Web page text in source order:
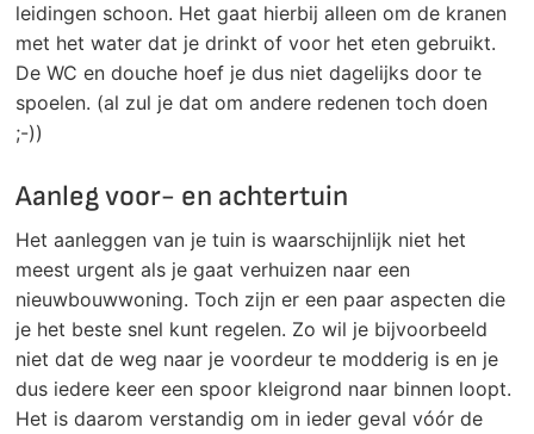
leidingen schoon. Het gaat hierbij alleen om de kranen
met het water dat je drinkt of voor het eten gebruikt.
De WC en douche hoef je dus niet dagelijks door te
spoelen. (al zul je dat om andere redenen toch doen
;-))
Aanleg voor- en achtertuin
Het aanleggen van je tuin is waarschijnlijk niet het
meest urgent als je gaat verhuizen naar een
nieuwbouwwoning. Toch zijn er een paar aspecten die
je het beste snel kunt regelen. Zo wil je bijvoorbeeld
niet dat de weg naar je voordeur te modderig is en je
dus iedere keer een spoor kleigrond naar binnen loopt.
Het is daarom verstandig om in ieder geval vóór de